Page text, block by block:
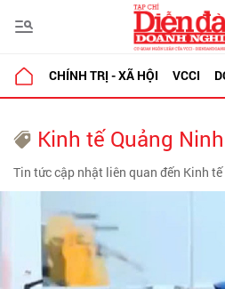
CHÍNH TRỊ - XÃ HỘI VCCI
Kinh tế Quảng Ninh
Tin tức cập nhật liên quan đến Kinh